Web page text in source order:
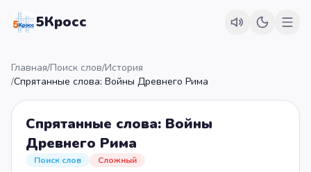
5Кросс
Главная/Поиск слов/История
/Спрятанные слова: Войны Древнего Рима
Спрятанные слова: Войны
Древнего Рима
Поиск слов Сложный